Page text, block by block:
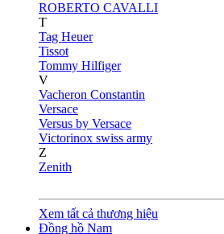
ROBERTO CAVALLI
T
Tag Heuer
Tissot
Tommy Hilfiger
V
Vacheron Constantin
Versace
Versus by Versace
Victorinox swiss army
Z
Zenith
Xem tất cả thương hiệu
Đồng hồ Nam